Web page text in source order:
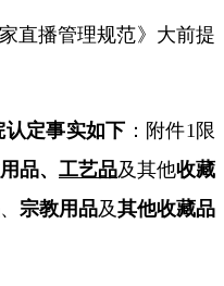
直播管理规范》大前提
认定事实如下 ：附件1 限
品、 工艺品及其他收藏
、 宗教用品及其他收藏品